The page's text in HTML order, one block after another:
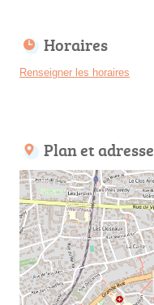
Horaires
Renseigner les horaires
Plan et adresse